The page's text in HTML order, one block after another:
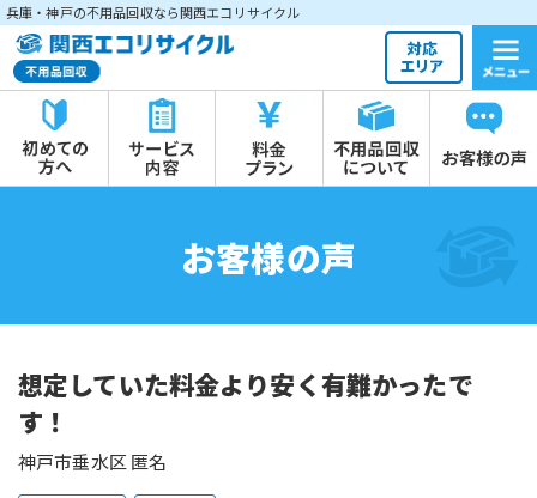
兵庫・神戸の不用品回収なら関西エコリサイクル
お客様の声
想定していた料金より安く有難かったで
す！
神戸市垂水区 匿名